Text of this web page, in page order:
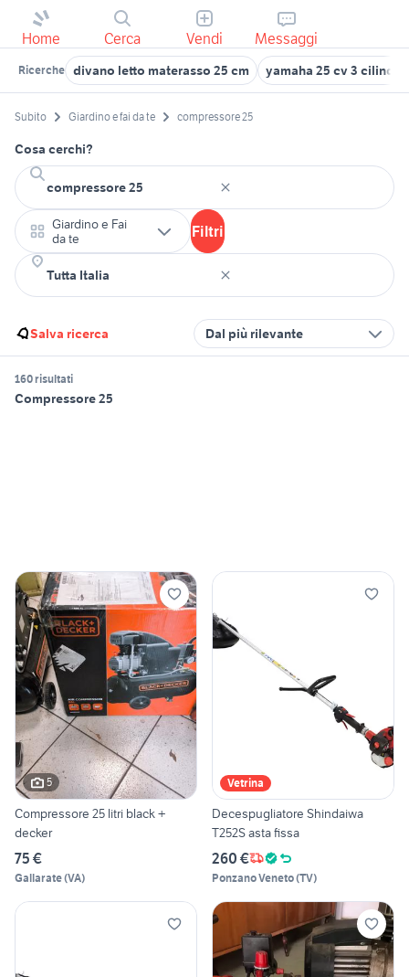
Home Cerca Vendi Messaggi
Ricerche divano letto materasso 25 cm yamaha 25 cv 3 cilindri
Subito Giardino e fai da te compressore 25
Cosa cerchi?
Giardino e Fai
da te
Filtri
Salva ricerca Dal più rilevante
160 risultati
Compressore 25
5
Compressore 25 litri black +
decker
75 €
Gallarate(VA)
Vetrina
Decespugliatore Shindaiwa
T252S asta fissa
260 €
Ponzano Veneto(TV)